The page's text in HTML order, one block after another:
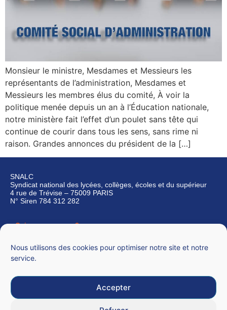
Nous utilisons des cookies pour optimiser notre site et notre
service.
Accepter
Monsieur le ministre, Mesdames et Messieurs les
représentants de l’administration, Mesdames et
Messieurs les membres élus du comité, À voir la
politique menée depuis un an à l’Éducation nationale,
notre ministère fait l’effet d’un poulet sans tête qui
continue de courir dans tous les sens, sans rime ni
raison. Grandes annonces du président de la […]
SNALC
Syndicat national des lycées, collèges, écoles et du supérieur
4 rue de Trévise – 75009 PARIS
N° Siren 784 312 282
Qui sommes-nous ?